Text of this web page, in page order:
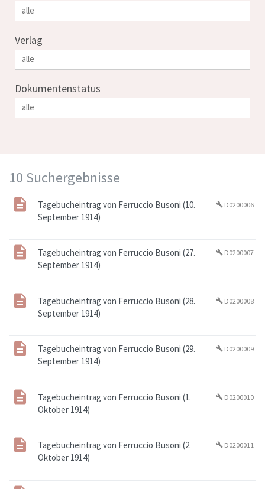
10 Suchergebnisse
Tagebucheintrag von Ferruccio Busoni (10.
September 1914)
build D0200006
Tagebucheintrag von Ferruccio Busoni (27.
September 1914)
build D0200007
Tagebucheintrag von Ferruccio Busoni (28.
September 1914)
build D0200008
Tagebucheintrag von Ferruccio Busoni (29.
September 1914)
build D0200009
Tagebucheintrag von Ferruccio Busoni (1.
Oktober 1914)
build D0200010
Tagebucheintrag von Ferruccio Busoni (2.
Oktober 1914)
build D0200011
Verlag
Dokumentenstatus